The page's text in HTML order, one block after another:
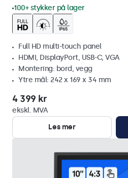
100+ stykker på lager
Full HD multi-touch panel
HDMI, DisplayPort, USB-C, VGA
Montering: bord, vegg
Ytre mål: 242 x 169 x 34 mm
4 399 kr
ekskl. MVA
Les mer